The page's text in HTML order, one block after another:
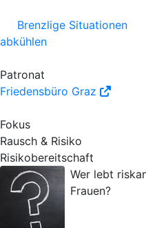
Brenzlige Situationen
abkühlen
Patronat
Friedensbüro Graz
Fokus
Rausch & Risiko
Risikobereitschaft
Wer lebt
Frauen?